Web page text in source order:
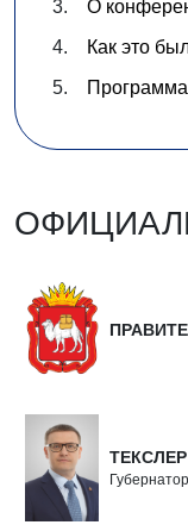
О
Как это
Программа